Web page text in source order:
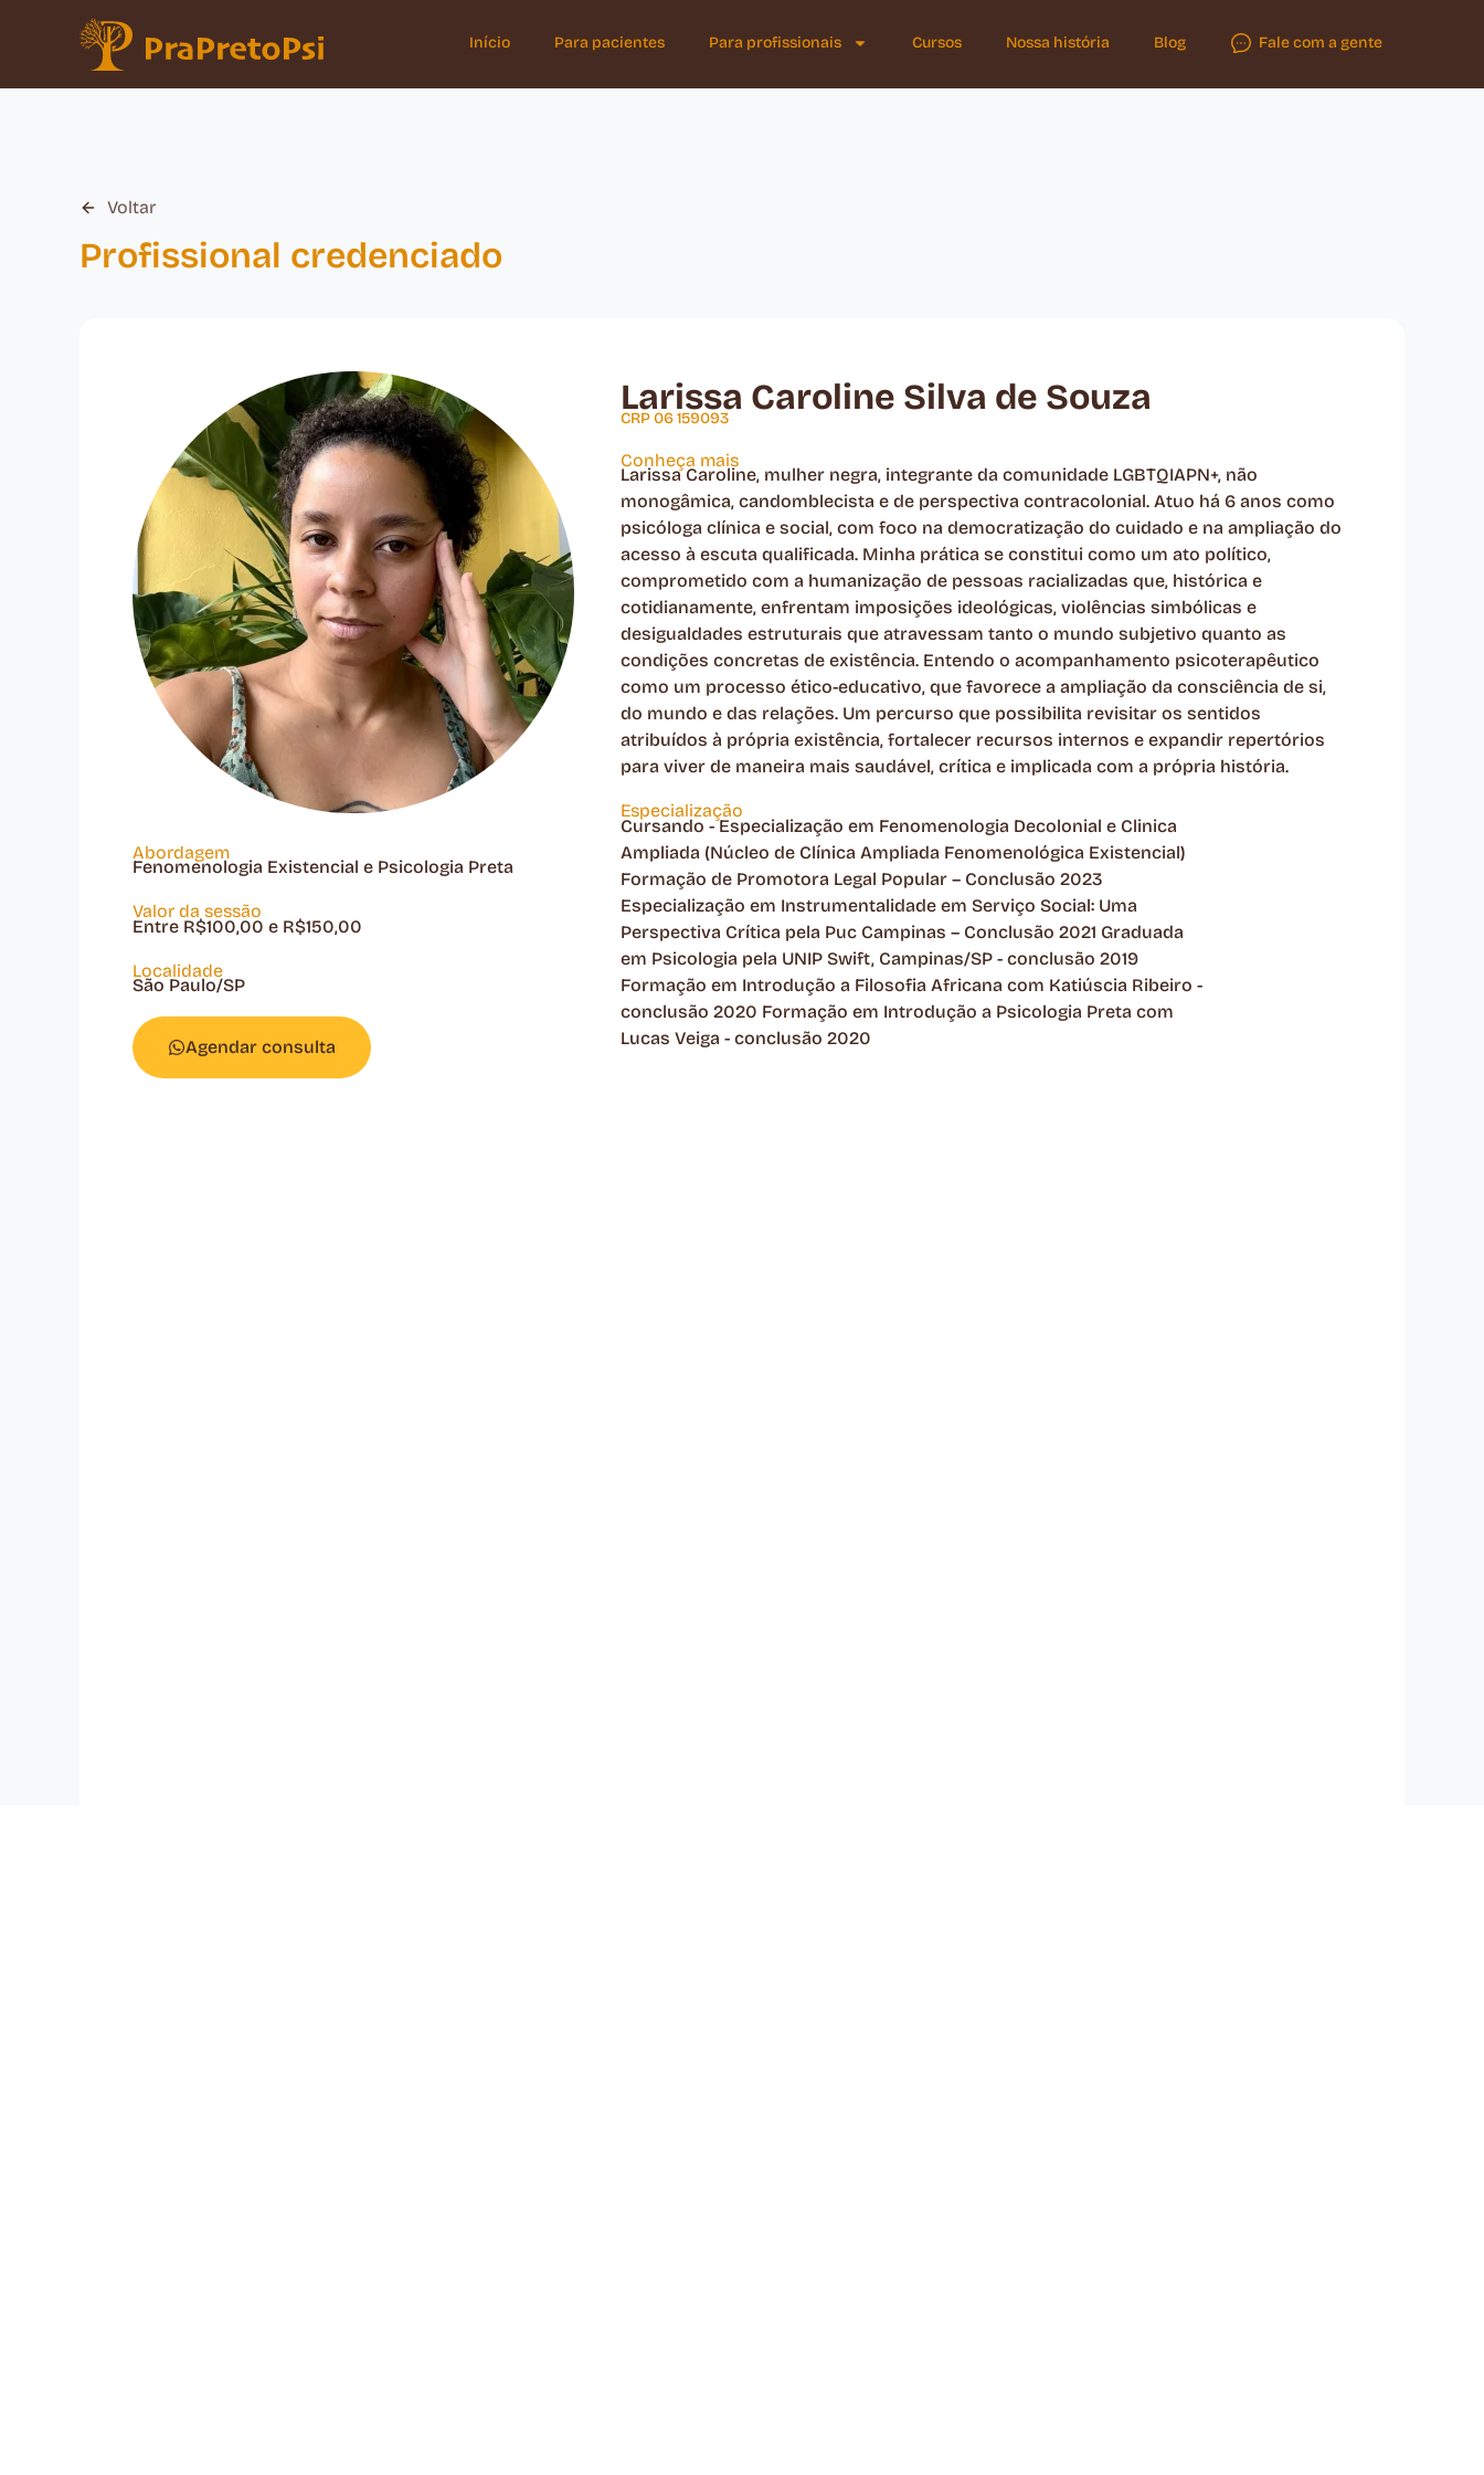
Início Para pacientes Para profissionais Cursos Nossa história Blog Fale com a gente
Voltar
Profissional credenciado
Abordagem
Fenomenologia Existencial e Psicologia Preta
Valor da sessão
Entre R$100,00 e R$150,00
Localidade
São Paulo/SP
Agendar consulta
Larissa Caroline Silva de Souza
CRP 06 159093
Conheça mais
Larissa Caroline, mulher negra, integrante da comunidade LGBTQIAPN+, não
monogâmica, candomblecista e de perspectiva contracolonial. Atuo há 6 anos como
psicóloga clínica e social, com foco na democratização do cuidado e na ampliação do
acesso à escuta qualificada. Minha prática se constitui como um ato político,
comprometido com a humanização de pessoas racializadas que, histórica e
cotidianamente, enfrentam imposições ideológicas, violências simbólicas e
desigualdades estruturais que atravessam tanto o mundo subjetivo quanto as
condições concretas de existência. Entendo o acompanhamento psicoterapêutico
como um processo ético-educativo, que favorece a ampliação da consciência de si,
do mundo e das relações. Um percurso que possibilita revisitar os sentidos
atribuídos à própria existência, fortalecer recursos internos e expandir repertórios
para viver de maneira mais saudável, crítica e implicada com a própria história.
Especialização
Cursando - Especialização em Fenomenologia Decolonial e Clinica
Ampliada (Núcleo de Clínica Ampliada Fenomenológica Existencial)
Formação de Promotora Legal Popular – Conclusão 2023
Especialização em Instrumentalidade em Serviço Social: Uma
Perspectiva Crítica pela Puc Campinas – Conclusão 2021 Graduada
em Psicologia pela UNIP Swift, Campinas/SP - conclusão 2019
Formação em Introdução a Filosofia Africana com Katiúscia Ribeiro -
conclusão 2020 Formação em Introdução a Psicologia Preta com
Lucas Veiga - conclusão 2020